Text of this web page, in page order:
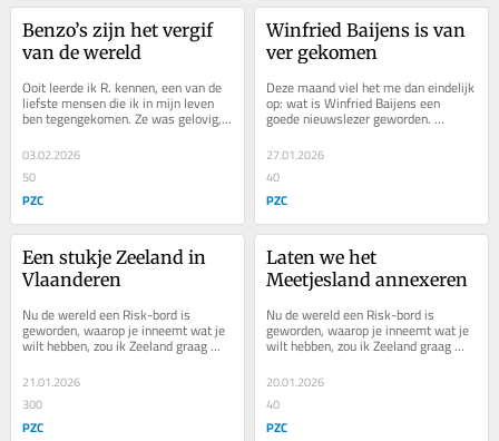
Benzo’s zijn het vergif
van de wereld
Ooit leerde ik R. kennen, een van de
liefste mensen die ik in mijn leven
ben tegengekomen. Ze was gelovig,
haar stem even zacht als haar
karakter. Aan...
03.02.2026
50
PZC
Winfried Baijens is van
ver gekomen
Deze maand viel het me dan eindelijk
op: wat is Winfried Baijens een
goede nieuwslezer geworden.
Sneeuw, Venezuela, Groenland en de
formatie, hij...
27.01.2026
40
PZC
Een stukje Zeeland in
Vlaanderen
Nu de wereld een Risk-bord is
geworden, waarop je inneemt wat je
wilt hebben, zou ik Zeeland graag
uitbreiden met het Meetjesland. Ik
ken geen gebied...
21.01.2026
300
PZC
Laten we het
Meetjesland annexeren
Nu de wereld een Risk-bord is
geworden, waarop je inneemt wat je
wilt hebben, zou ik Zeeland graag
uitbreiden met het Meetjesland. Ik
ken geen gebied...
20.01.2026
40
PZC